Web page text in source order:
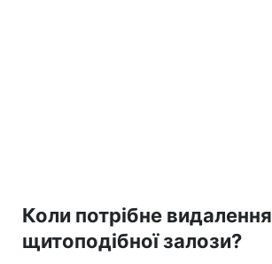
Коли потрібне видалення
щитоподібної залози?